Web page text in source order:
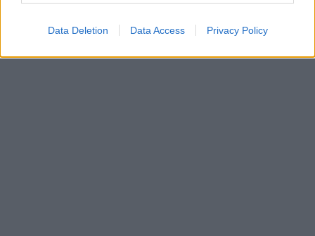
Data Deletion Data Access Privacy Policy
Τόκιο